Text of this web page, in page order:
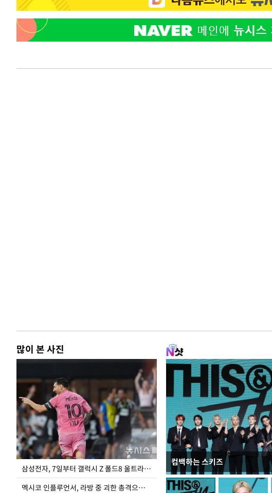
-10522초 전 >[속보]전남광주 초대 시민추천 부시장에 백승주·윤난실
-8083초 전 >
서울 열대야 15일째 지속…비공식 '초열대야' 30도 넘어
-6650초 전 >
[속보]코스닥, 2.15포인트(0.27%) 내린 797.44 출발
-3080초 전 >6월 경상수지 497.3억 달러…두 달 연속 사상 최대
많이 본 사진
삼성전자, 7일부터 갤럭시 Z 폴드8 울트라·폴드8·플립8 출시
멕시코 인플루언서, 라방 중 괴한 총격으로 사망
컴백하는 스키즈
이재명 대통령, "수사·기소 분
선 다해 강구해야"